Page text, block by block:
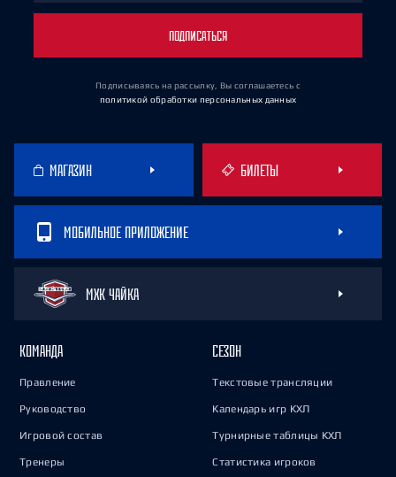
ПОДПИСАТЬСЯ
Подписываясь на рассылку, Вы соглашаетесь с
политикой обработки персональных данных
МАГАЗИН БИЛЕТЫ
МОБИЛЬНОЕ ПРИЛОЖЕНИЕ
МХК ЧАЙКА
КОМАНДА
Правление
Руководство
Игровой состав
Тренеры
СЕЗОН
Текстовые трансляции
Календарь игр КХЛ
Турнирные таблицы КХЛ
Статистика игроков